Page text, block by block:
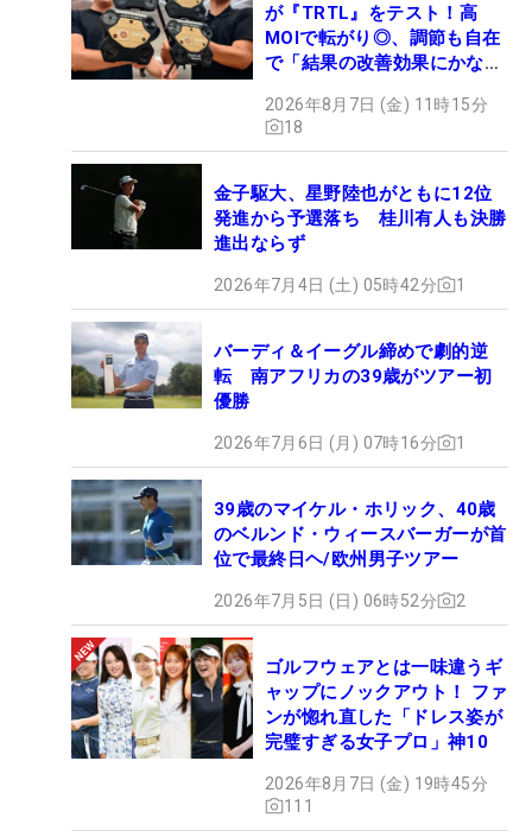
が『TRTL』をテスト！高
MOIで転がり◎、調節も自在
で「結果の改善効果にかなり
2026年8月7日 (金) 11時15分
18
金子駆大、星野陸也がともに12位
発進から予選落ち 桂川有人も決勝
進出ならず
2026年7月4日 (土) 05時42分 1
バーディ＆イーグル締めで劇的逆
転 南アフリカの39歳がツアー初
優勝
2026年7月6日 (月) 07時16分 1
39歳のマイケル・ホリック、40歳
のベルンド・ウィースバーガーが首
位で最終日ヘ/欧州男子ツアー
2026年7月5日 (日) 06時52分 2
ゴルフウェアとは一味違うギ
ャップにノックアウト！ ファ
ンが惚れ直した「ドレス姿が
完璧すぎる女子プロ」神10
2026年8月7日 (金) 19時45分
111